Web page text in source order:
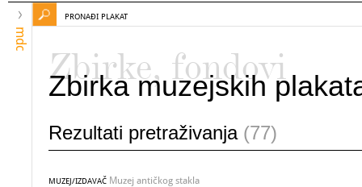
mdc
PRONAĐI PLAKAT
Zbirke, fondovi
Zbirka muzejskih
Rezultati pretraživanja (77)
MUZEJ/IZDAVAČ Muzej antičkog stakla